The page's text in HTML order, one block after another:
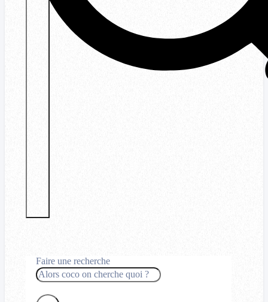
Faire une recherche
Rechercher